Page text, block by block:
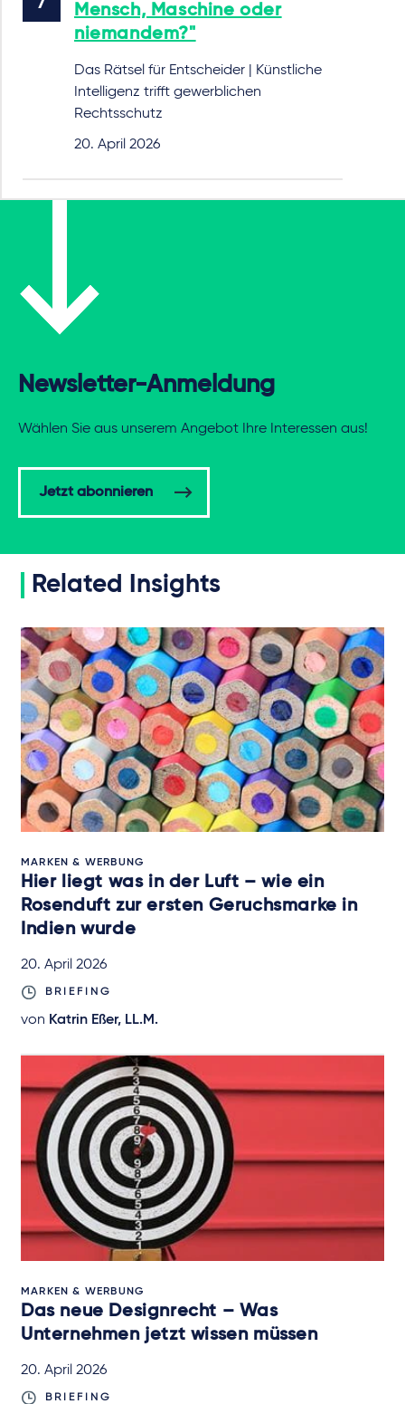
Mensch, Maschine oder
niemandem?"
Das Rätsel für Entscheider | Künstliche
Intelligenz trifft gewerblichen
Rechtsschutz
20. April 2026
Newsletter-Anmeldung
Wählen Sie aus unserem Angebot Ihre Interessen aus!
Jetzt abonnieren
Related Insights
MARKEN & WERBUNG
Hier liegt was in der Luft – wie ein
Rosenduft zur ersten Geruchsmarke in
Indien wurde
20. April 2026
BRIEFING
von Katrin Eßer, LL.M.
MARKEN & WERBUNG
Das neue Designrecht – Was
Unternehmen jetzt wissen müssen
20. April 2026
BRIEFING